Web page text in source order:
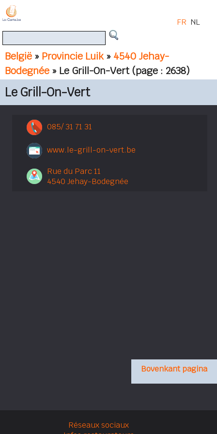
België » Provincie Luik» 4540 Jehay-
Bodegnée » Le Grill-On-Vert (page : 2638)
FR NL
Le Grill-On-Vert
085/ 31 71 31
www.le-grill-on-vert.be
Rue du Parc 11
4540 Jehay-Bodegnée
Bovenkant pagina
Réseaux sociaux